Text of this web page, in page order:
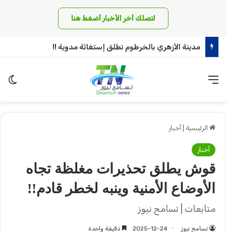
لتصلك أخر الأخبار أضغط هنا
مدينة الأزهري بالخرطوم تطلق إستغاثة مدوية !!
القائمة
الرئيسية أخبار
أخبار
قوش يطلق تحذيرات مغلظة تجاه
الأوضاع الأمنية وينبه لخطر قادم!!
متابعات | تسامح نيوز
تسامح نيوز 2025-12-24 دقيقة واحدة